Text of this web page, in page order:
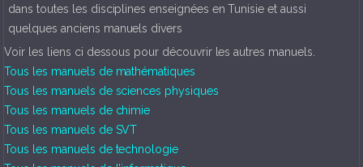
dans toutes les disciplines enseignées en Tunisie et aussi
quelques anciens manuels divers
Voir les liens ci dessous pour découvrir les autres manuels.
Tous les manuels de mathématiques
Tous les manuels de sciences physiques
Tous les manuels de chimie
Tous les manuels de SVT
Tous les manuels de technologie